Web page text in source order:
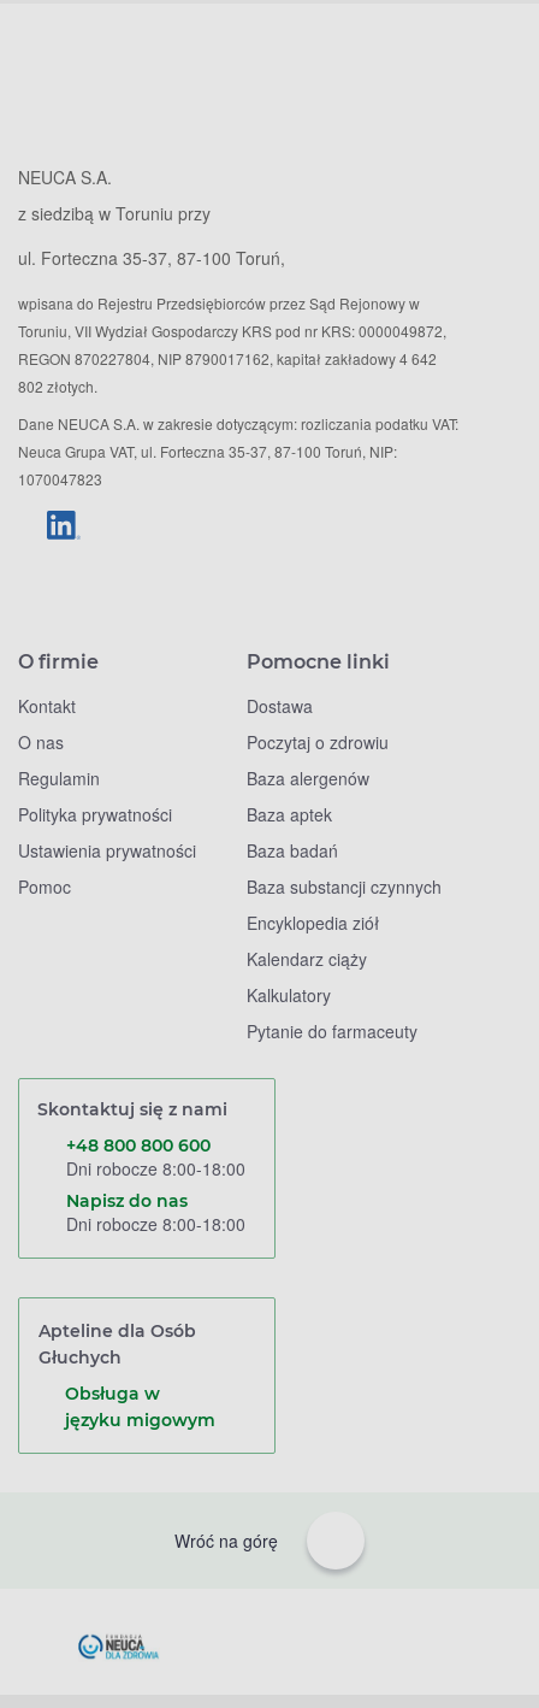
NEUCA S.A.
z siedzibą w Toruniu przy
ul. Forteczna 35-37, 87-100 Toruń,
wpisana do Rejestru Przedsiębiorców przez Sąd Rejonowy w
Toruniu, VII Wydział Gospodarczy KRS pod nr KRS: 0000049872,
REGON 870227804, NIP 8790017162, kapitał zakładowy 4 642
802 złotych.
Dane NEUCA S.A. w zakresie dotyczącym: rozliczania podatku VAT:
Neuca Grupa VAT, ul. Forteczna 35-37, 87-100 Toruń, NIP:
1070047823
O firmie
Kontakt
O nas
Regulamin
Polityka prywatności
Ustawienia prywatności
Pomoc
Pomocne linki
Dostawa
Poczytaj o zdrowiu
Baza alergenów
Baza aptek
Baza badań
Baza substancji czynnych
Encyklopedia ziół
Kalendarz ciąży
Kalkulatory
Pytanie do farmaceuty
Skontaktuj się z nami
+48 800 800 600
Dni robocze 8:00-18:00
Napisz do nas
Dni robocze 8:00-18:00
Apteline dla Osób
Głuchych
Obsługa w
języku migowym
Wróć na górę